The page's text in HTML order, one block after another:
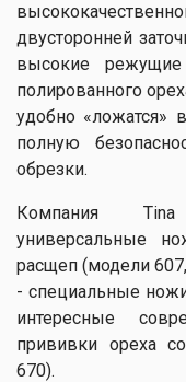
двусторонней
высокие
полированного
удобно «ложатся»
полную
обрезки.
Компания Tina
универсальные
расщеп (модели
- специальные
интересные
прививки ореха
670).